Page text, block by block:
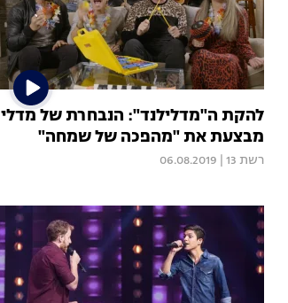
להקת ה"מדלילנד": הנבחרת של מדלי
מבצעת את "מהפכה של שמחה"
רשת 13 06.08.2019